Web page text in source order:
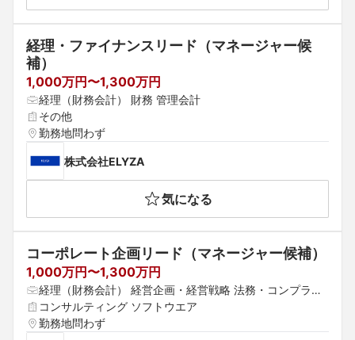
福岡県 佐賀県 長崎県 熊本県 大分県 宮崎県 鹿児島県 沖縄
県
経理・ファイナンスリード（マネージャー候
補）
1,000万円〜1,300万円
経理（財務会計） 財務 管理会計
その他
勤務地問わず
株式会社ELYZA
気になる
コーポレート企画リード（マネージャー候補）
1,000万円〜1,300万円
経理（財務会計） 経営企画・経営戦略 法務・コンプライ
アンス
コンサルティング ソフトウエア
勤務地問わず